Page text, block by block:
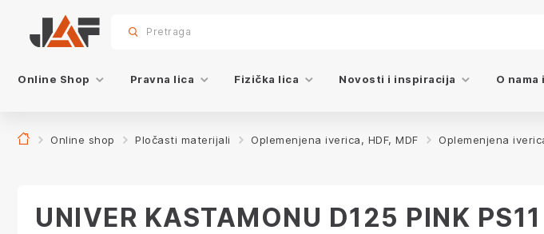
sr.skip-to.main-content
sr.skip-to.table-of-contents
sr.skip-to.main-navigation
Pretraga
Online Shop Pravna lica Fizička lica Novosti i inspiracija O
Online shop Pločasti materijali Oplemenjena iverica, HDF, MDF Oplemenjena
UNIVER KASTAMONU D125 PINK PS11